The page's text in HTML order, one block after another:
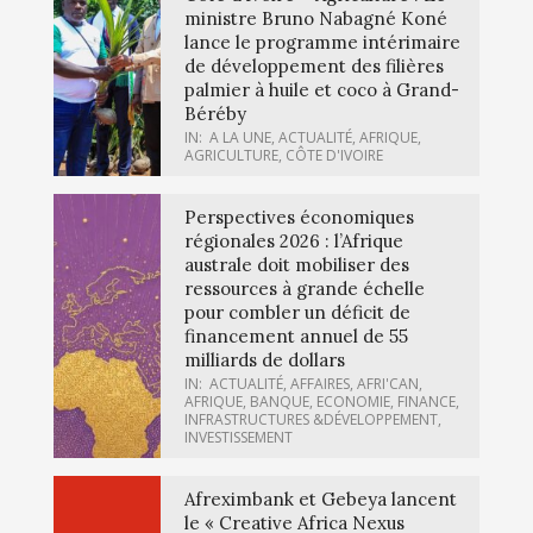
ministre Bruno Nabagné Koné
lance le programme intérimaire
de développement des filières
palmier à huile et coco à Grand-
Béréby
IN: A LA UNE, ACTUALITÉ, AFRIQUE,
AGRICULTURE, CÔTE D'IVOIRE
Perspectives économiques
régionales 2026 : l’Afrique
australe doit mobiliser des
ressources à grande échelle
pour combler un déficit de
financement annuel de 55
milliards de dollars
IN: ACTUALITÉ, AFFAIRES, AFRI'CAN,
AFRIQUE, BANQUE, ECONOMIE, FINANCE,
INFRASTRUCTURES &DÉVELOPPEMENT,
INVESTISSEMENT
Afreximbank et Gebeya lancent
le « Creative Africa Nexus